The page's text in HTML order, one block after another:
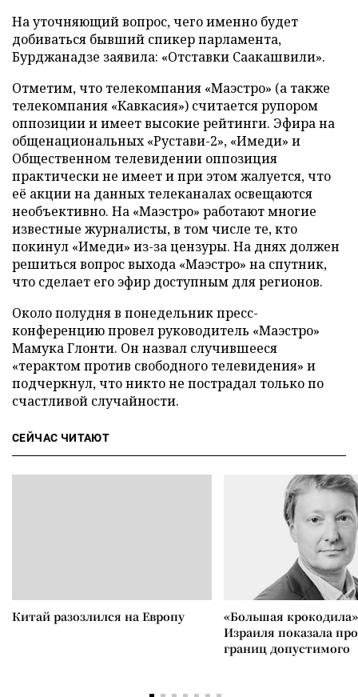
На уточняющий вопрос, чего именно будет
добиваться бывший спикер парламента,
Бурджанадзе заявила: «Отставки Саакашвили».
Отметим, что телекомпания «Маэстро» (а также
телекомпания «Кавкасия») считается рупором
оппозиции и имеет высокие рейтинги. Эфира на
общенациональных «Рустави-2», «Имеди» и
Общественном телевидении оппозиция
практически не имеет и при этом жалуется, что
её акции на данных телеканалах освещаются
необъективно. На «Маэстро» работают многие
известные журналисты, в том числе те, кто
покинул «Имеди» из-за цензуры. На днях должен
решиться вопрос выхода «Маэстро» на спутник,
что сделает его эфир доступным для регионов.
Около полудня в понедельник пресс-
конференцию провел руководитель «Маэстро»
Мамука Глонти. Он назвал случившееся
«терактом против свободного телевидения» и
подчеркнул, что никто не пострадал только по
счастливой случайности.
СЕЙЧАС ЧИТАЮТ
Китай разозлился на Европу
«Большая
Израиля показала
границ допустимого